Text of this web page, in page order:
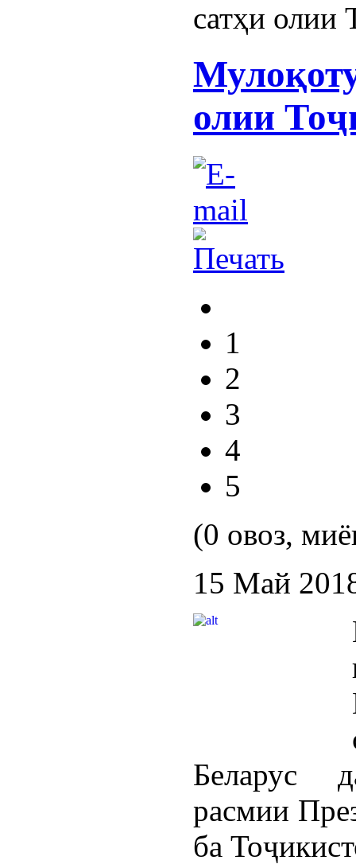
сатҳи олии
олии
1
2
3
4
5
(0 овоз,
15 Май
Беларус
расмии
ба